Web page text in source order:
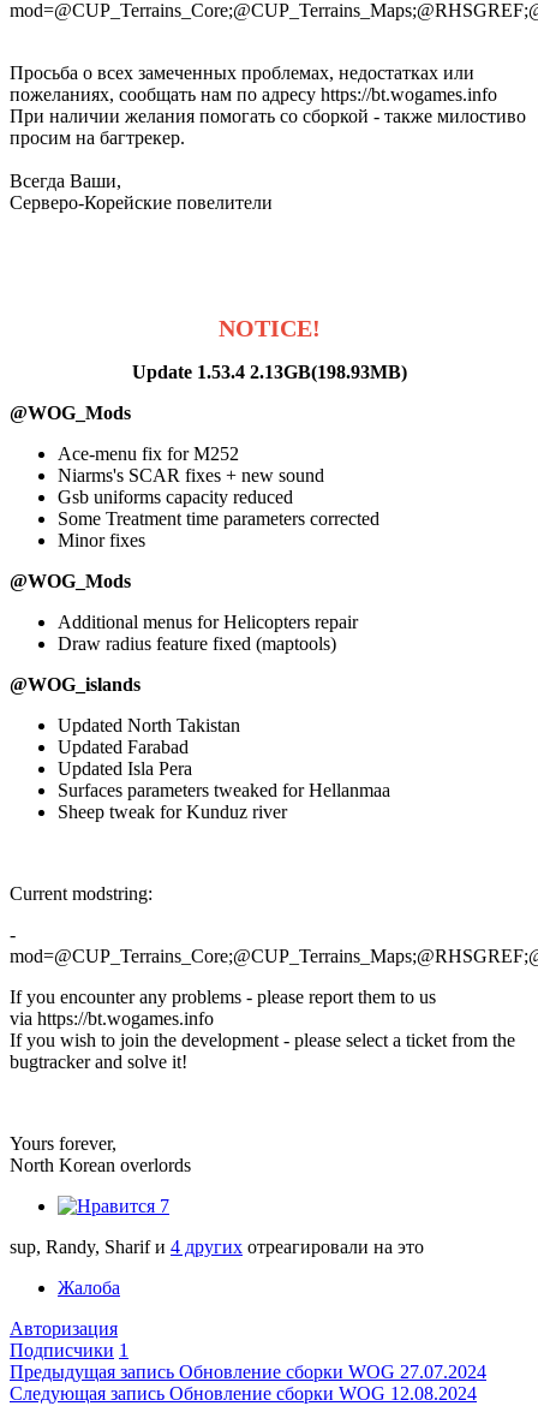
Просьба о всех замеченных проблемах, недостатках или
пожеланиях, сообщать нам по адресу https://bt.wogames.info
При наличии желания помогать со сборкой - также милостиво
просим на багтрекер.
Всегда Ваши,
Серверо-Корейские повелители
NOTICE!
Update 1.53.4 2.13GB(198.93MB)
@WOG_Mods
Ace-menu fix for M252
Niarms's SCAR fixes + new sound
Gsb uniforms capacity reduced
Some Treatment time parameters corrected
Minor fixes
@WOG_Mods
Additional menus for Helicopters repair
Draw radius feature fixed (maptools)
@WOG_islands
Updated North Takistan
Updated Farabad
Updated Isla Pera
Surfaces parameters tweaked for Hellanmaa
Sheep tweak for Kunduz river
Current modstring:
-
If you encounter any problems - please report them to us
via https://bt.wogames.info
If you wish to join the development - please select a ticket from the
bugtracker and solve it!
Yours forever,
North Korean overlords
7
sup, Randy, Sharif и 4 других отреагировали на это
Жалоба
Авторизация
Подписчики 1
Предыдущая запись Обновление сборки WOG 27.07.2024
Следующая запись Обновление сборки WOG 12.08.2024